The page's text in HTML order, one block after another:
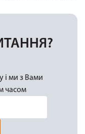
і ми з Вами
часом